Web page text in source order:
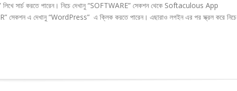
সার্চ করতে পারেন। নিচে দেখানু “SOFTWARE” সেকশন থেকে Softaculous App
এ দেখানু “WordPress” এ ক্লিক করতে পারেন। এছারাও লগইন এর পর স্ক্রল করে নিচে